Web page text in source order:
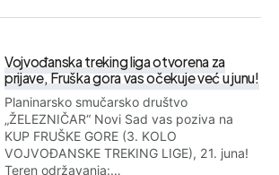
Vojvođanska treking liga otvorena za
prijave, Fruška gora vas očekuje već u junu!
Planinarsko smučarsko društvo
„ŽЕLЕZNIČАR“ Novi Sad vas poziva na
KUP FRUŠKЕ GОRЕ (3. KОLО
VОЈVОĐАNSKЕ TRЕKING LIGЕ), 21. juna!
Teren održavanja:…